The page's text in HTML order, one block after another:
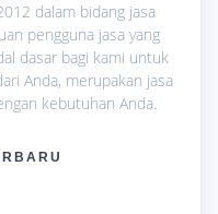
dalam bidang jasa
pengguna jasa yang
dasar bagi kami untuk
Anda, merupakan jasa
kebutuhan Anda.